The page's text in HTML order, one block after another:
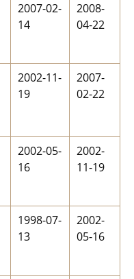
2007-02-
14
2008-
04-22
2002-11-
19
2007-
02-22
2002-05-
16
2002-
11-19
1998-07-
13
2002-
05-16